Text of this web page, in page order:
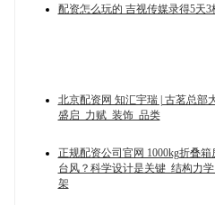
配资怎么玩的 吉视传媒录得5天3
北京配资网 知汇宇瑞 | 古茗总部
盛启_力赋_装饰_品类
正规配资公司官网 1000kg折叠箱
台风？科学设计是关键_结构力
架